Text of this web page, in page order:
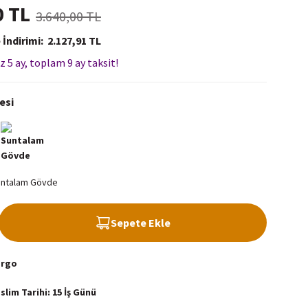
TL 3.640,00 TL
İndirimi 2.127,91 TL
5 ay, toplam 9 ay taksit!
Sepete Ekle
Tarihi: 15 İş Günü